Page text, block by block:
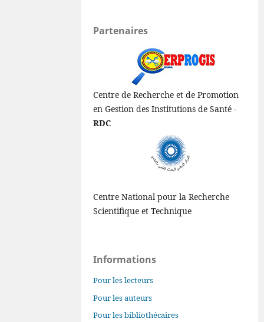
Partenaires
Centre de Recherche et de Promotion
en Gestion des Institutions de Santé -
RDC
Centre National pour la Recherche
Scientifique et Technique
Informations
Pour les lecteurs
Pour les auteurs
Pour les bibliothécaires